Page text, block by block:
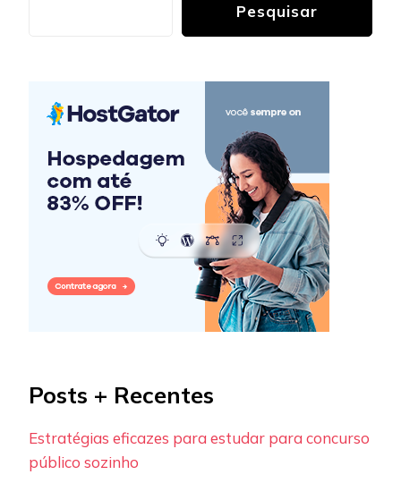
Pesquisar
Posts + Recentes
Estratégias eficazes para estudar para concurso
público sozinho